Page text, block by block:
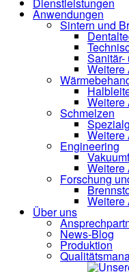
Dienstleistungen
Anwendungen
Sintern und
Sanitär-
Weitere
Weitere
Schmelzen
Weitere
Engineering
Weitere
Forschung
Weitere
Über uns
News-Blog
Produktion